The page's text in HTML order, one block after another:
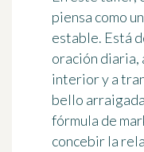
piensa como
estable. Está
oración diaria,
interior y a
bello
fórmula de
concebir la